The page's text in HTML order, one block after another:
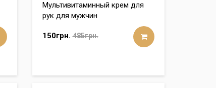
Мультивитаминный крем для
рук для мужчин
150грн. 485грн.